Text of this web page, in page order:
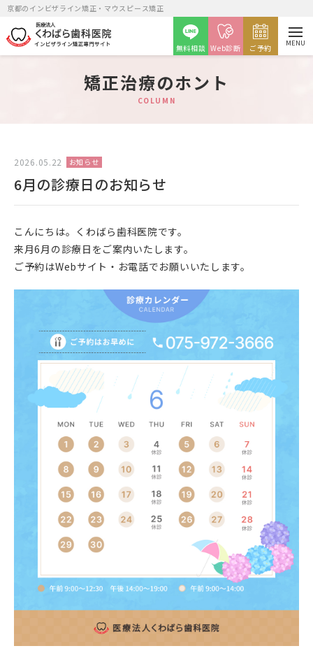
京都のインビザライン矯正・マウスピース矯正
無料相談 Web診断 ご予約
矯正カウンセリング予約
MENU
矯正治療のホント
COLUMN
2026.05.22 お知らせ
6月の診療日のお知らせ
こんにちは。くわばら歯科医院です。
来月6月の診療日をご案内いたします。
ご予約はWebサイト・お電話でお願いいたします。